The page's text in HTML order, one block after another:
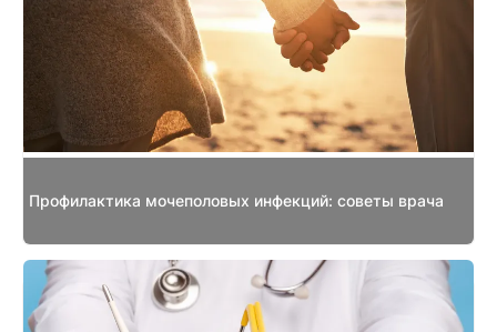
Профилактика мочеполовых инфекций: советы врача